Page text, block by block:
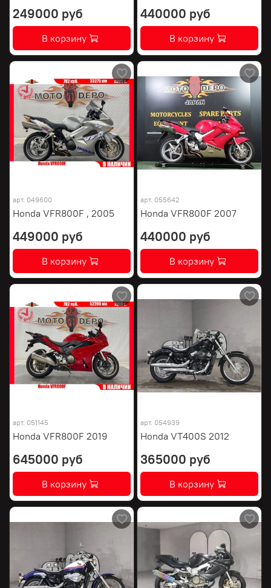
249000 руб
В корзину
440000 руб
В корзину
арт. 049600
Honda VFR800F , 2005
449000 руб
В корзину
арт. 055642
Honda VFR800F 2007
440000 руб
В корзину
арт. 051145
Honda VFR800F 2019
645000 руб
В корзину
арт. 054939
Honda VT400S 2012
365000 руб
В корзину